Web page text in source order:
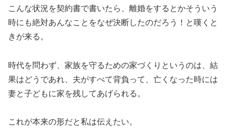
こんな状況を契約書で書いたら、離婚をするとかそういう
時にも絶対あんなことをなぜ決断したのだろう！と嘆くと
きが来る。
時代を問わず、家族を守るための家づくりというのは、結
果はどうであれ、夫がすべて背負って、亡くなった時には
妻と子どもに家を残してあげられる。
これが本来の形だと私は伝えたい。